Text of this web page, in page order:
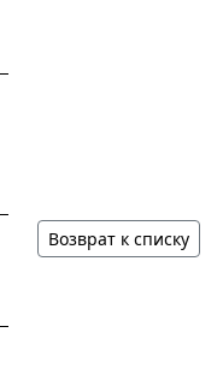
Возврат к списку